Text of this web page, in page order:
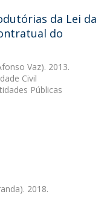
da Lei da
do
Vaz). 2013.
Civil
Públicas
2018.